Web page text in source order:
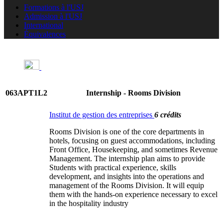
Formations à l'USJ
Admission à l'USJ
International
Équivalences
063APT1L2 Internship - Rooms Division
Institut de gestion des entreprises 6 crédits
Rooms Division is one of the core departments in
hotels, focusing on guest accommodations, including
Front Office, Housekeeping, and sometimes Revenue
Management. The internship plan aims to provide
Students with practical experience, skills
development, and insights into the operations and
management of the Rooms Division. It will equip
them with the hands-on experience necessary to excel
in the hospitality industry